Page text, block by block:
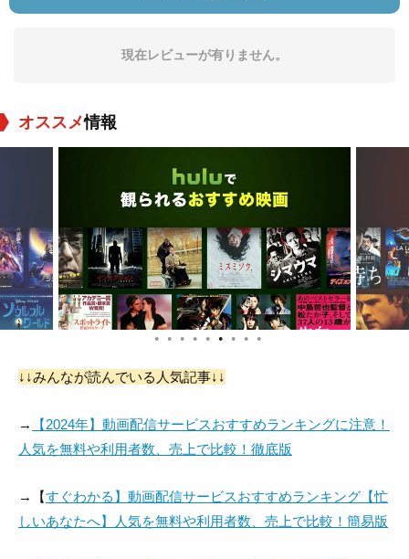
現在レビューが有りません。
オススメ情報
● ● ● ● ● ● ● ● ●
↓↓みんなが読んでいる人気記事↓↓
→
【2024年】動画配信サービスおすすめランキングに注意！
人気を無料や利用者数、売上で比較！徹底版
→【すぐわかる】動画配信サービスおすすめランキング【忙
しいあなたへ】人気を無料や利用者数、売上で比較！簡易版